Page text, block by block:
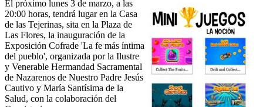
El próximo lunes 3 de marzo, a las
20:00 horas, tendrá lugar en la Casa
de las Tejerinas, sita en la Plaza de
Las Flores, la inauguración de la
Exposición Cofrade 'La fe más íntima
del pueblo', organizada por la Ilustre
y Venerable Hermandad Sacramental
de Nazarenos de Nuestro Padre Jesús
Cautivo y María Santísima de la
Salud, con la colaboración del